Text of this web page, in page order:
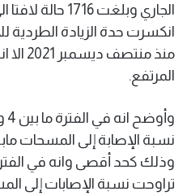
الجاري وبلغت
انكسرت حدة الزيادة الطردية
منذ
المرتفع.